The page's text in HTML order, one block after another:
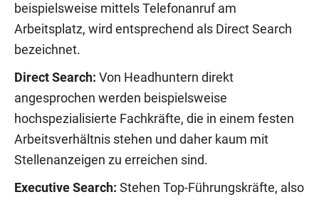
beispielsweise mittels Telefonanruf am
Arbeitsplatz, wird entsprechend als Direct Search
bezeichnet.
Direct Search: Von Headhuntern direkt
angesprochen werden beispielsweise
hochspezialisierte Fachkräfte, die in einem festen
Arbeitsverhältnis stehen und daher kaum mit
Stellenanzeigen zu erreichen sind.
Executive Search: Stehen Top-Führungskräfte, also